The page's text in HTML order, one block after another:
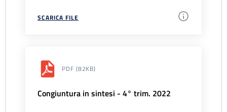
SCARICA FILE
PDF (82KB)
Congiuntura in sintesi - 4° trim. 2022